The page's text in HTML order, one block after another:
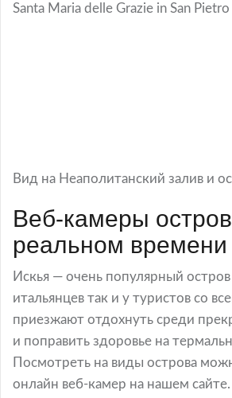
Santa Maria delle Grazie in San Pietro
Вид на Неаполитанский залив и
Веб-камеры
реальном времени
Искья — очень популярный остров
итальянцев так и у туристов со
приезжают отдохнуть среди
и поправить здоровье на
Посмотреть на виды острова
онлайн веб-камер на нашем сайте.